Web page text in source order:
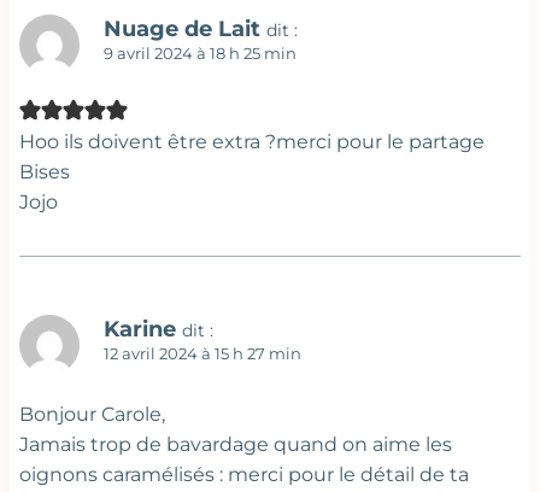
Nuage de Lait dit :
9 avril 2024 à 18 h 25 min
Hoo ils doivent être extra ?merci pour le partage
Bises
Jojo
Karine dit :
12 avril 2024 à 15 h 27 min
Bonjour Carole,
Jamais trop de bavardage quand on aime les
oignons caramélisés : merci pour le détail de ta